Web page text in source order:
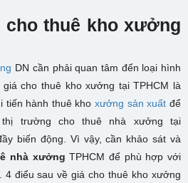
thuê kho xưởng
DN cần phải quan tâm đến loại hình
cho thuê kho xưởng tại TPHCM là
tiến hành thuê khoxưởng sản xuất để
thị trường chothuê nhà xưởng tại
biến động. Vì vậy, cần khảo sát và
nhà xưởng TPHCM để phù hợp với
4 điểu sau vềgiá cho thuê kho xưởng